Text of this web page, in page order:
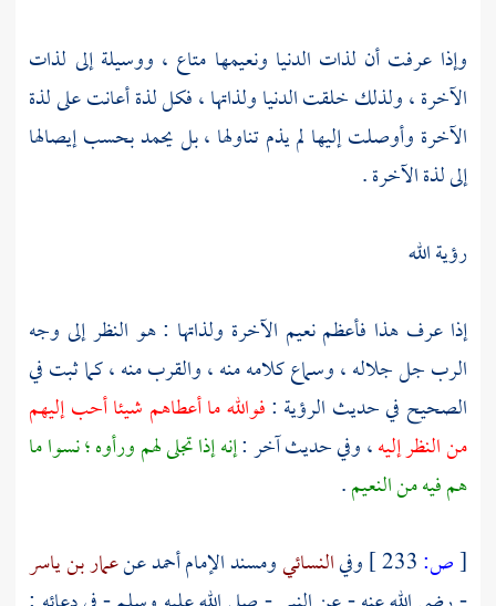
وإذا عرفت أن لذات الدنيا ونعيمها متاع ، ووسيلة إلى لذات
الآخرة ، ولذلك خلقت الدنيا ولذاتها ، فكل لذة أعانت على لذة
الآخرة وأوصلت إليها لم يذم تناولها ، بل يحمد بحسب إيصالها
إلى لذة الآخرة .
رؤية الله
إذا عرف هذا فأعظم نعيم الآخرة ولذاتها : هو النظر إلى وجه
الرب جل جلاله ، وسماع كلامه منه ، والقرب منه ، كما ثبت في
الصحيح في حديث الرؤية :فوالله ما أعطاهم شيئا أحب إليهم
من النظر إليه، وفي حديث آخر :إنه إذا تجلى لهم ورأوه ؛ نسوا ما
هم فيه من النعيم.
[ص: وفيالنسائيومسند الإمامأحمدعنعمار بن ياسر